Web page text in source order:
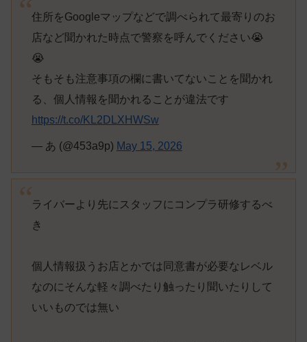
住所をGoogleマップなどで調べられて最寄りのお
店など聞かれた時点で警察を呼んでください😭
😭
そもそも注意事項の欄に書いてないことを聞かれ
る、個人情報を聞かれることが違法です
https://t.co/KL2DLXHWSw
— あ (@453a9p) May 15, 2026
ライバーより先にスタッフにコンプラ研修するべ
き
個人情報扱うお店とかでは同意書が必要なレベル
なのにそんな軽々調べたり触ったり聞いたりして
いいものでは無い